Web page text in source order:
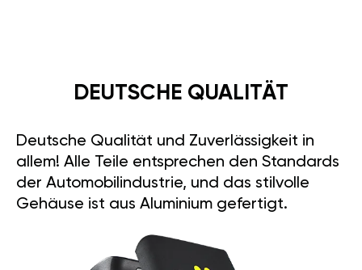
DEUTSCHE QUALITÄT
Deutsche Qualität und Zuverlässigkeit in
allem! Alle Teile entsprechen den Standards
der Automobilindustrie, und das stilvolle
Gehäuse ist aus Aluminium gefertigt.